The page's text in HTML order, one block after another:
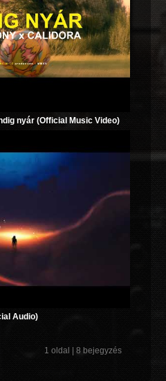
nyár (Official Music Video)
Audio)
1 oldal | 8 bejegyzés